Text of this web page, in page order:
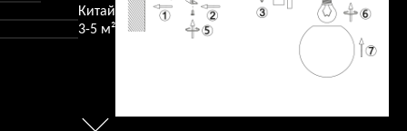
Китай
3-5 м²